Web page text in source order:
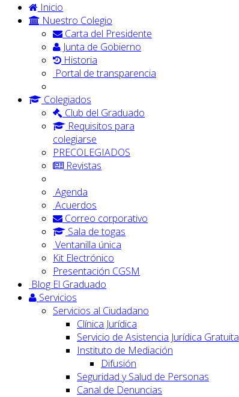
Inicio
Nuestro Colegio
Carta del Presidente
Junta de Gobierno
Historia
Portal de transparencia
Colegiados
Club del Graduado
Requisitos para
colegiarse
PRECOLEGIADOS
Revistas
Agenda
Acuerdos
Correo corporativo
Sala de togas
Ventanilla única
Kit Electrónico
Presentación CGSM
Blog El Graduado
Servicios
Servicios al Ciudadano
Clínica Jurídica
Servicio de Asistencia Jurídica Gratuita
Instituto de Mediación
Difusión
Seguridad y Salud de Personas
Canal de Denuncias